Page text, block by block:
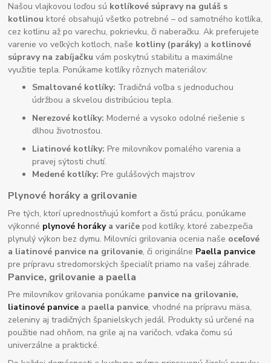
Našou vlajkovou loďou sú kotlíkové súpravy na guláš s
kotlinou ktoré obsahujú všetko potrebné – od samotného kotlíka,
cez kotlinu až po varechu, pokrievku, či naberačku. Ak preferujete
varenie vo veľkých kotloch, naše kotliny (paráky) a kotlinové
súpravy na zabíjačku vám poskytnú stabilitu a maximálne
využitie tepla. Ponúkame kotlíky rôznych materiálov:
Smaltované kotlíky: Tradičná voľba s jednoduchou
údržbou a skvelou distribúciou tepla.
Nerezové kotlíky: Moderné a vysoko odolné riešenie s
dlhou životnosťou.
Liatinové kotlíky: Pre milovníkov pomalého varenia a
pravej sýtosti chutí.
Medené kotlíky: Pre gulášových majstrov
Plynové horáky a grilovanie
Pre tých, ktorí uprednostňujú komfort a čistú prácu, ponúkame
výkonné plynové horákya variče pod kotlíky, ktoré zabezpečia
plynulý výkon bez dymu. Milovníci grilovania ocenia naše oceľové
a liatinové panvice na grilovanie, či originálne Paella panvice
pre prípravu stredomorských špecialít priamo na vašej záhrade.
Panvice, grilovanie a paella
Pre milovníkov grilovania ponúkame panvice na grilovanie,
liatinové panvice a paella panvice, vhodné na prípravu mäsa,
zeleniny aj tradičných španielskych jedál. Produkty sú určené na
použitie nad ohňom, na grile aj na varičoch, vďaka čomu sú
univerzálne a praktické.